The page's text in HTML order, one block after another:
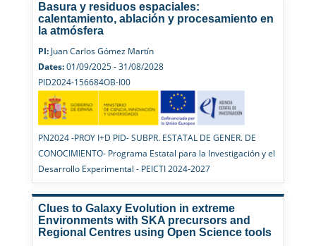
Basura y residuos espaciales:
calentamiento, ablación y procesamiento en
la atmósfera
PI:Juan Carlos Gómez Martín
Dates:01/09/2025 - 31/08/2028
PID2024-156684OB-I00
PN2024 -PROY I+D PID- SUBPR. ESTATAL DE GENER. DE
CONOCIMIENTO- Programa Estatal para la Investigación y el
Desarrollo Experimental - PEICTI 2024-2027
Clues to Galaxy Evolution in extreme
Environments with SKA precursors and
Regional Centres using Open Science tools